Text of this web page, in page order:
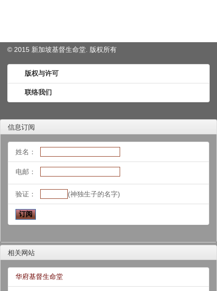
© 2015 新加坡基督生命堂. 版权所有
版权与许可
联络我们
信息订阅
姓名：
电邮：
验证： (神独生子的名字)
相关网站
华府基督生命堂